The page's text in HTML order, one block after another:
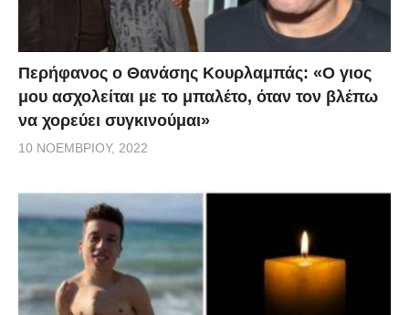
Περήφανος ο Θανάσης Κουρλαμπάς: «Ο γιος
μου ασχολείται με το μπαλέτο, όταν τον βλέπω
να χορεύει συγκινούμαι»
10 ΝΟΕΜΒΡΊΟΥ, 2022